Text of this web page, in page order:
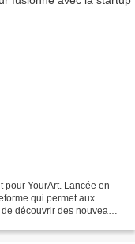
pour YourArt. Lancée en
qui permet aux
découvrir des nouveaux